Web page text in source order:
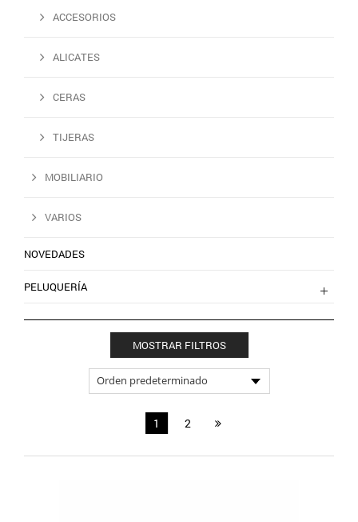
MOSTRAR FILTROS
1 2
ACCESORIOS
ALICATES
CERAS
TIJERAS
MOBILIARIO
VARIOS
NOVEDADES
PELUQUERÍA